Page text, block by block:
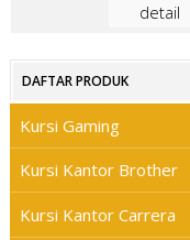
detail
DAFTAR PRODUK
Kursi Gaming
Kursi Kantor Brother
Kursi Kantor Carrera